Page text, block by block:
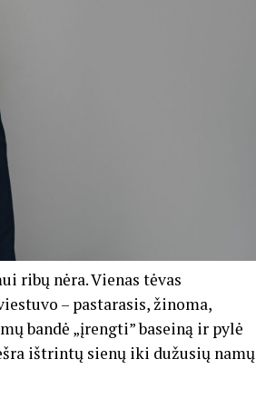
ribų nėra. Vienas tėvas
– pastarasis, žinoma,
bandė „įrengti” baseiną ir pylė
ištrintų sienų iki dužusių namų